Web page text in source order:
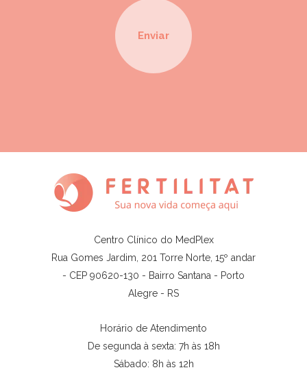
Centro Clínico do MedPlex
Rua Gomes Jardim, 201 Torre Norte, 15º andar
- CEP 90620-130 - Bairro Santana - Porto
Alegre - RS
Horário de Atendimento
De segunda à sexta: 7h às 18h
Sábado: 8h às 12h